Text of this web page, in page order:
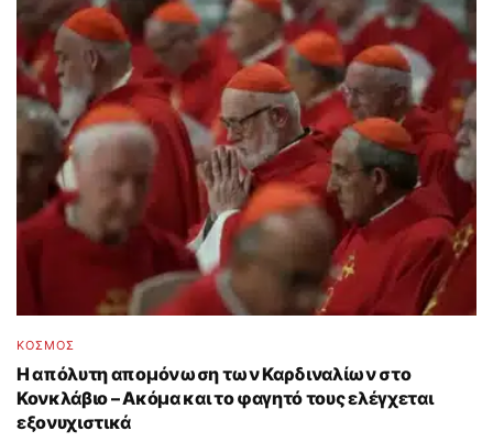
ΚΟΣΜΟΣ
Η απόλυτη απομόνωση των Καρδιναλίων στο
Κονκλάβιο – Ακόμα και το φαγητό τους ελέγχεται
εξονυχιστικά